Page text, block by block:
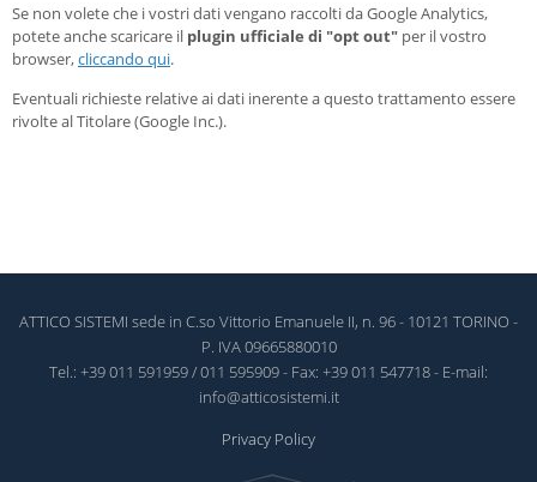
Se non volete che i vostri dati vengano raccolti da Google Analytics,
potete anche scaricare il plugin ufficiale di "opt out" per il vostro
browser,cliccando qui.
Eventuali richieste relative ai dati inerente a questo trattamento essere
rivolte al Titolare (Google Inc.).
ATTICO SISTEMI sede in C.so Vittorio Emanuele II, n. 96 - 10121 TORINO -
P. IVA 09665880010
Tel.: +39 011 591959 / 011 595909 - Fax: +39 011 547718 - E-mail:
info@atticosistemi.it
Privacy Policy